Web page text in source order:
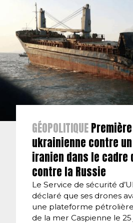
GÉOPOLITIQUE
ukrainienne contre
iranien dans le cadre
contre la Russie
Le Service de sécurité
déclaré que ses drones
une plateforme
de la mer Caspienne le 25